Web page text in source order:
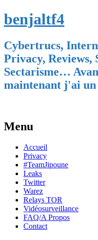
benjaltf4
Cybertrucs,
Privacy, Reviews,
Sectarisme…
maintenant j'ai un
Menu
Skip
content
Accueil
Privacy
#TeamJipoune
Leaks
Twitter
Warez
Relays TOR
Vidéosurveillance
FAQ/A Propos
Contact